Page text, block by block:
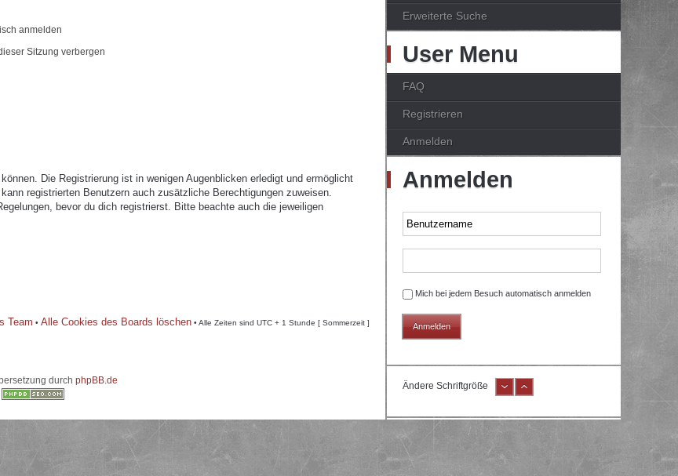
anmelden
Sitzung verbergen
Die Registrierung ist in wenigen Augenblicken erledigt und ermöglicht
registrierten Benutzern auch zusätzliche Berechtigungen zuweisen.
bevor du dich registrierst. Bitte beachte auch die jeweiligen
Team • Alle Cookies des Boards löschen • Alle Zeiten sind UTC + 1 Stunde [ Sommerzeit ]
durch phpBB.de
Erweiterte Suche
User Menu
FAQ
Registrieren
Anmelden
Anmelden
Mich bei jedem Besuch automatisch anmelden
Ändere Schriftgröße